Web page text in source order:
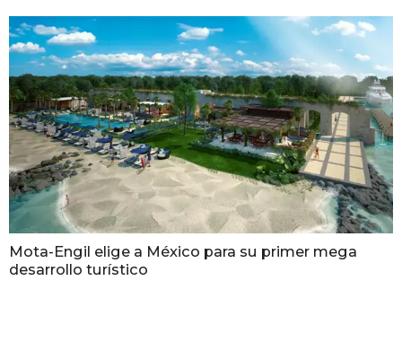
Mota-Engil elige a México para su primer mega
desarrollo turístico